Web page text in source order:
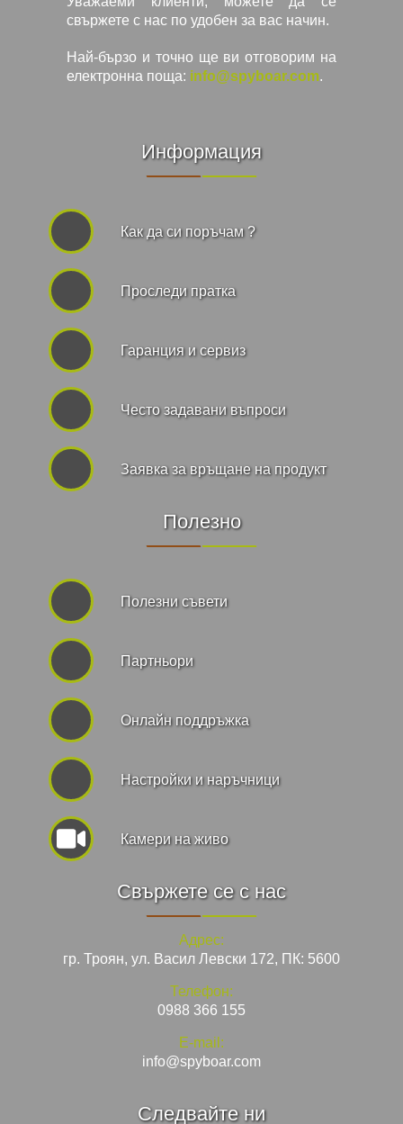
свържете с нас по удобен за вас начин.
Най-бързо и точно ще ви отговорим на
електронна поща: info@spyboar.com.
Информация
Как да си поръчам ?
Проследи пратка
Гаранция и сервиз
Често задавани въпроси
Заявка за връщане на продукт
Полезно
Полезни съвети
Партньори
Онлайн поддръжка
Hастройки и наръчници
Камери на живо
Свържете се с нас
Адрес:
гр. Троян, ул. Васил Левски 172, ПК: 5600
Телефон:
0988 366 155
E-mail:
info@spyboar.com
Следвайте ни